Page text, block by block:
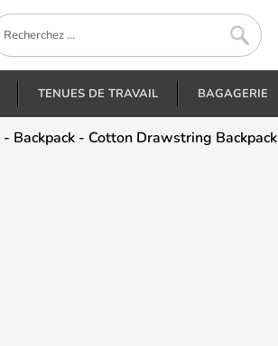
TENUES DE TRAVAIL BAGAGERIE
Backpack - Cotton Drawstring Backpack